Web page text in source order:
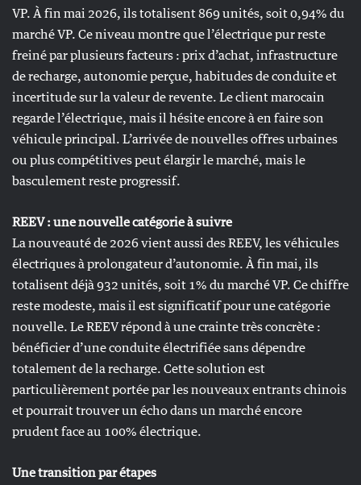
VP. À fin mai 2026, ils totalisent 869 unités, soit 0,94% du
marché VP. Ce niveau montre que l’électrique pur reste
freiné par plusieurs facteurs : prix d’achat, infrastructure
de recharge, autonomie perçue, habitudes de conduite et
incertitude sur la valeur de revente. Le client marocain
regarde l’électrique, mais il hésite encore à en faire son
véhicule principal. L’arrivée de nouvelles offres urbaines
ou plus compétitives peut élargir le marché, mais le
basculement reste progressif.
REEV : une nouvelle catégorie à suivre
La nouveauté de 2026 vient aussi des REEV, les véhicules
électriques à prolongateur d’autonomie. À fin mai, ils
totalisent déjà 932 unités, soit 1% du marché VP. Ce chiffre
reste modeste, mais il est significatif pour une catégorie
nouvelle. Le REEV répond à une crainte très concrète :
bénéficier d’une conduite électrifiée sans dépendre
totalement de la recharge. Cette solution est
particulièrement portée par les nouveaux entrants chinois
et pourrait trouver un écho dans un marché encore
prudent face au 100% électrique.
Une transition par étapes